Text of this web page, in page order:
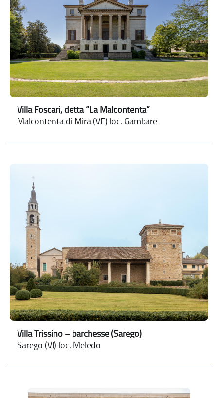
Villa Foscari, detta “La Malcontenta”
Malcontenta di Mira (VE) loc. Gambare
Villa Trissino – barchesse (Sarego)
Sarego (VI) loc. Meledo